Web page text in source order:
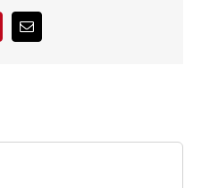
PinterestCorreo
electrónico